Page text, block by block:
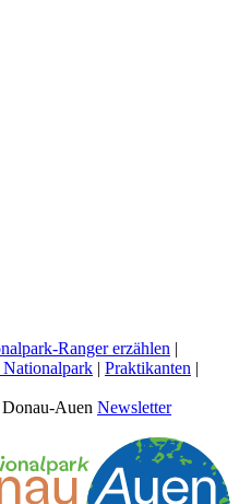
Ranger erzählen |
Nationalpark | Praktikanten |
Auen Newsletter